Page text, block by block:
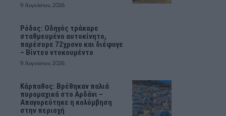
9 Αυγούστου, 2026
Ρόδος: Οδηγός τράκαρε
σταθμευμένο αυτοκίνητο,
παρέσυρε 72χρονο και διέφυγε
– Βίντεο ντοκουμέντο
9 Αυγούστου, 2026
Κάρπαθος: Βρέθηκαν παλιά
πυρομαχικά στο Αρδάνι –
Απαγορεύτηκε η κολύμβηση
στην περιοχή